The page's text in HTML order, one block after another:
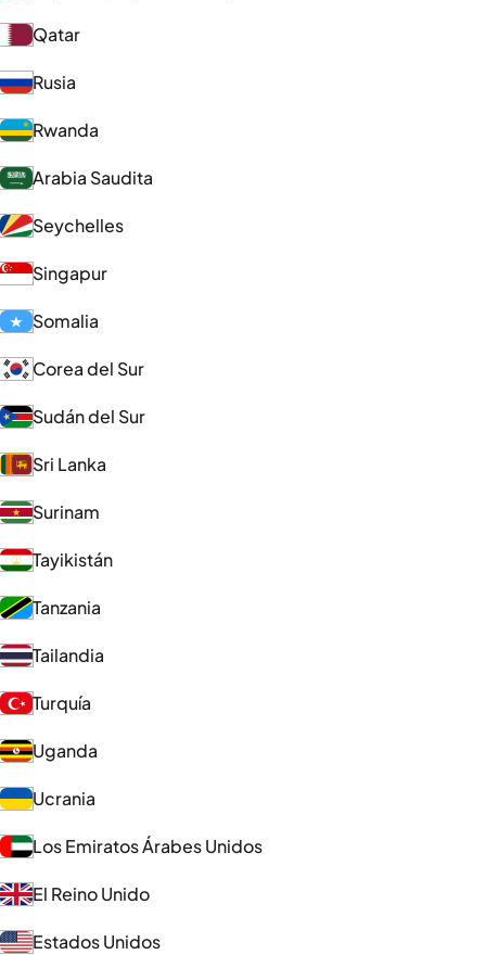
Qatar
Rusia
Rwanda
Arabia Saudita
Seychelles
Singapur
Somalia
Corea del Sur
Sudán del Sur
Sri Lanka
Surinam
Tayikistán
Tanzania
Tailandia
Turquía
Uganda
Ucrania
Los Emiratos Árabes Unidos
El Reino Unido
Estados Unidos